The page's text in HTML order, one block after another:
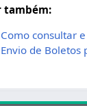
também:
Como consultar
Envio de Boletos